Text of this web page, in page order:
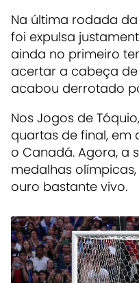
Na última rodada
foi expulsa
ainda no primeiro
acertar a cabeça de
acabou derrotado
Nos Jogos de
quartas de final, em
o Canadá. Agora, a
medalhas
ouro bastante vivo.